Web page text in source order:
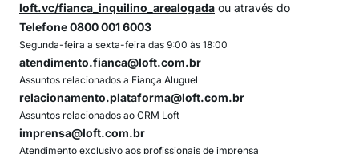
loft.vc/fianca_inquilino_arealogada ou através do
Telefone 0800 001 6003
Segunda-feira a sexta-feira das 9:00 às 18:00
atendimento.fianca@loft.com.br
Assuntos relacionados a Fiança Aluguel
relacionamento.plataforma@loft.com.br
Assuntos relacionados ao CRM Loft
imprensa@loft.com.br
Atendimento exclusivo aos profissionais de imprensa